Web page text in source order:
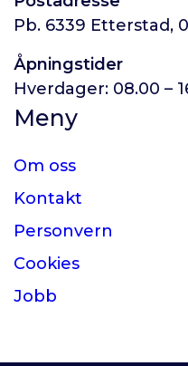
Pb. 6339 Etterstad,
Åpningstider
Hverdager: 08.00 –
Meny
Om oss
Kontakt
Personvern
Cookies
Jobb